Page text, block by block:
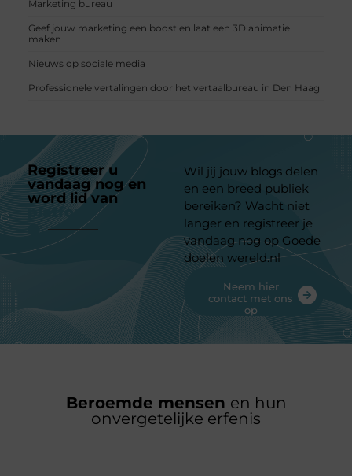
Marketing bureau
Geef jouw marketing een boost en laat een 3D animatie
maken
Nieuws op sociale media
Professionele vertalingen door het vertaalbureau in Den Haag
Registreer u
vandaag nog en
word lid van
platform
Wil jij jouw blogs delen
en een breed publiek
bereiken? Wacht niet
langer en registreer je
vandaag nog op Goede
doelen wereld.nl
Neem hier
contact met ons
op
Beroemde mensen en hun
onvergetelijke erfenis